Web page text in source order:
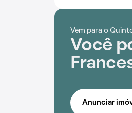
Vem para o
Você
Anunciar